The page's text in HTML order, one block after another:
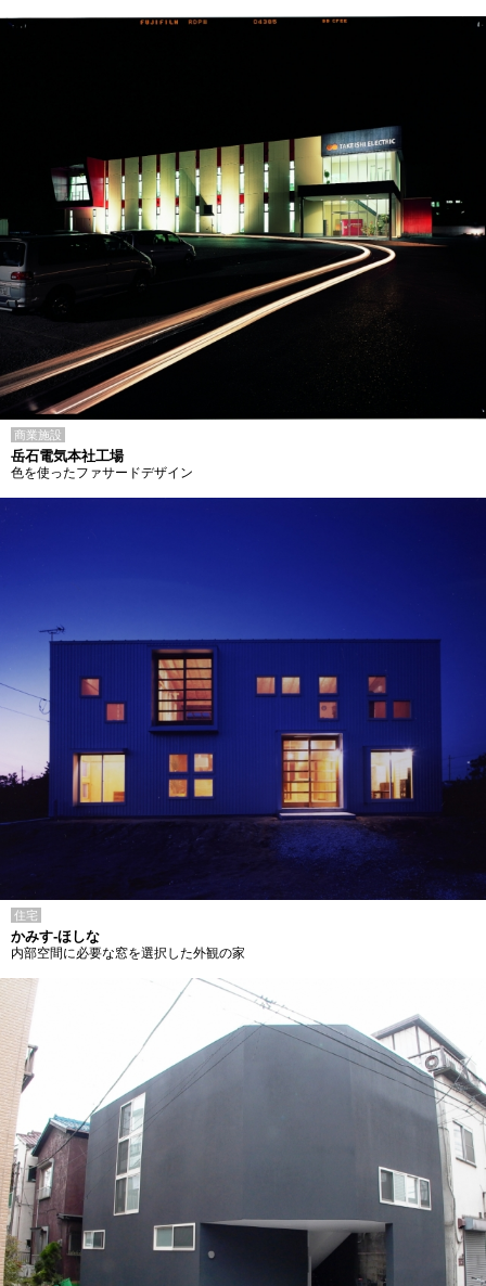
商業施設
岳石電気本社工場
色を使ったファサードデザイン
住宅
かみす-ほしな
内部空間に必要な窓を選択した外観の家